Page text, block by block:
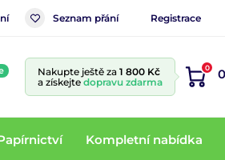
Seznam přání Registrace
Nakupte ještě za 1 800 Kč
a získejte dopravu zdarma
0
Kompletní nabídka